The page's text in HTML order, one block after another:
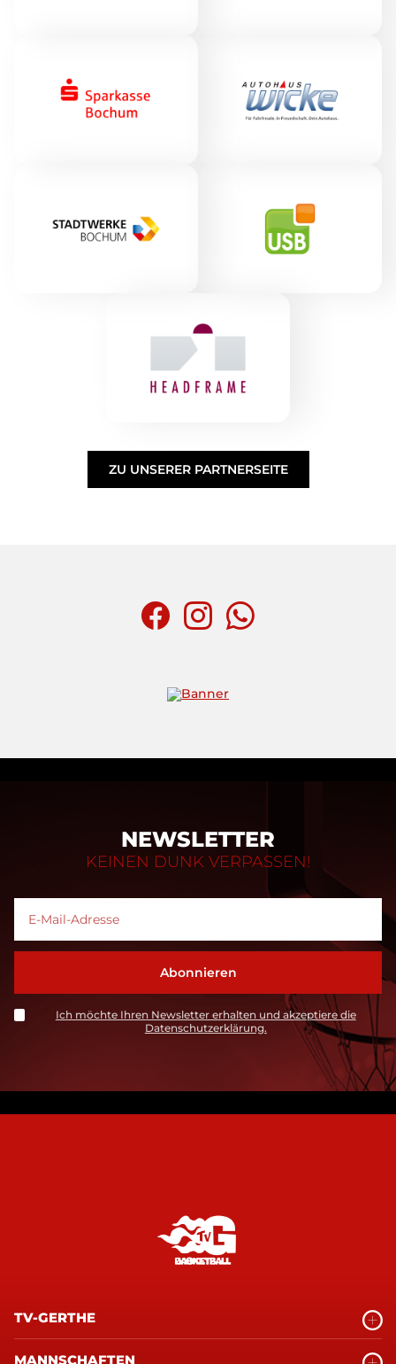
ZU UNSERER PARTNERSEITE
NEWSLETTER
KEINEN DUNK VERPASSEN!
Ich möchte Ihren Newsletter erhalten und akzeptiere die
Datenschutzerklärung.
TV-GERTHE
MANNSCHAFTEN